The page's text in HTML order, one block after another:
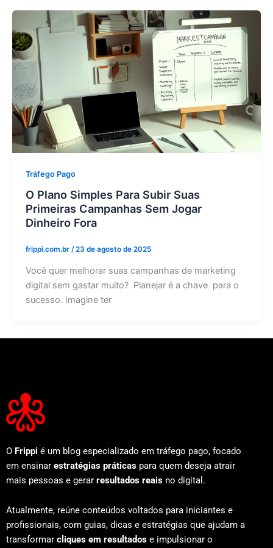
Tráfego Pago
O Plano Simples Para Subir Suas
Primeiras Campanhas Sem Jogar
Dinheiro Fora
frippi.com.br /23 de agosto de 2025
Você quer melhorar suas campanhas de marketing
digital sem gastar muito? Planejar é a chave para o
sucesso. Imagine ter
O Frippi é um blog especializado em tráfego pago, focado
em ensinar estratégias práticas para quem deseja atrair
mais pessoas e gerar resultados reais no digital.
Atualmente, reúne conteúdos voltados para iniciantes e
profissionais, com guias, dicas e estratégias que ajudam a
transformar cliques em resultados e impulsionar o